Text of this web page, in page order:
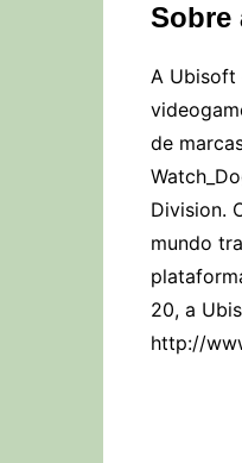
Sobre
A Ubisoft
de
Division.
mundo
20, a
http://